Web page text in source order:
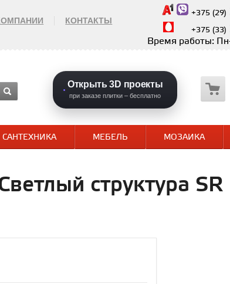
КОНТАКТЫ
+375 (29)
+375 (33)
Время работы:
Открыть 3D проекты
при заказе плитки – бесплатно
САНТЕХНИКА МЕБЕЛЬ МОЗАИКА
структура SR